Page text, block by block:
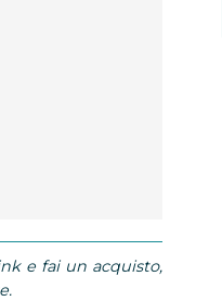
e fai un acquisto,